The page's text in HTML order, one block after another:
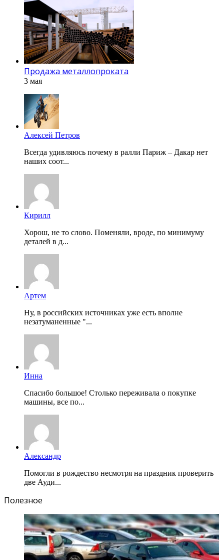
Продажа металлопроката
3 мая
Алексей Петров
Всегда удивляюсь почему в ралли Париж – Дакар нет
наших соот...
Кирилл
Хорош, не то слово. Поменяли, вроде, по минимуму
деталей в д...
Артем
Ну, в российских источниках уже есть вполне
незатуманенные "...
Инна
Спасибо большое! Столько переживала о покупке
машины, все по...
Александр
Помогли в рождество несмотря на праздник проверить
две Ауди...
Полезное